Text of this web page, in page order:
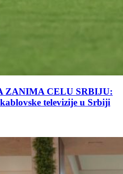
ZANIMA CELU SRBIJU:
televizije u Srbiji